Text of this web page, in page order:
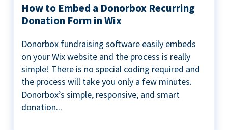
How to Embed a Donorbox Recurring
Donation Form in Wix
Donorbox fundraising software easily embeds
on your Wix website and the process is really
simple! There is no special coding required and
the process will take you only a few minutes.
Donorbox’s simple, responsive, and smart
donation...